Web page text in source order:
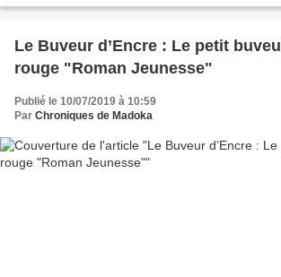
Le Buveur d’Encre : Le petit
rouge "Roman Jeunesse"
Publié le 10/07/2019 à 10:59
Par Chroniques de Madoka